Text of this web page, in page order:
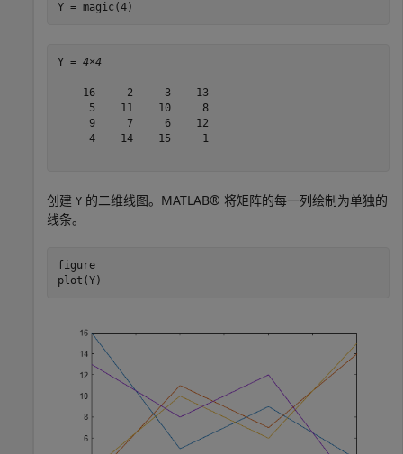
Y = magic(4)
Y = 4×4
    16     2     3    13
     5    11    10     8
     9     7     6    12
     4    14    15     1
创建 Y 的二维线图。MATLAB® 将矩阵的每一列绘制为单独的
线条。
figure
plot(Y)